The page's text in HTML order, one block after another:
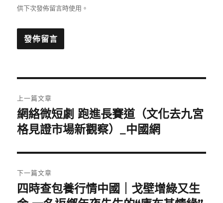
供下次發佈留言時使用。
章
導
覽
上一篇文章
上
一
文
章:
網絡微短劇 跑進長賽道（文化去九宮
格見證市場新觀察）_中國網
下一篇文章
下
四時查包養行情中國｜戈壁增綠又生